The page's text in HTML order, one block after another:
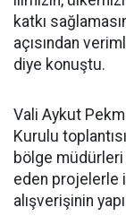
katkı
açısından
diye konuştu.
Vali Aykut
Kurulu
bölge
eden projelerle
alışverişinin